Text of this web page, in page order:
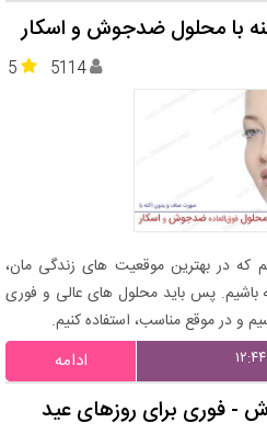
با محلول ضدجوش و اسکار
5 5114
که در بهترین موقعیت های زندگی مان،
پس باید محلول های عالی و فوری
و در موقع مناسب، استفاده کنیم.
ادامه
فوری برای روزهای عید